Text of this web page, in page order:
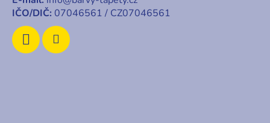
IČO/DIČ: 07046561 / CZ07046561